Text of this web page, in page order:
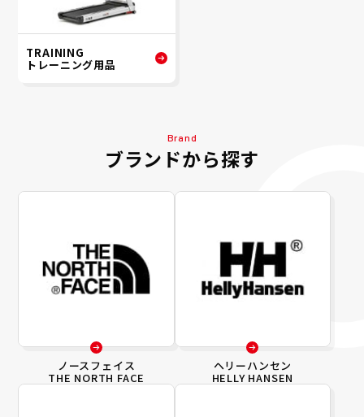
TRAINING
トレーニング用品
Brand
ブランドから探す
ノースフェイス
THE NORTH FACE
ヘリーハンセン
HELLY HANSEN